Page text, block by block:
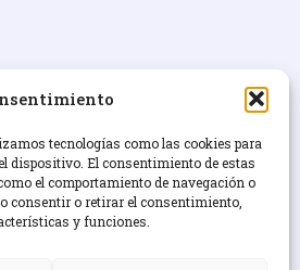
tecnologías como las cookies para
dispositivo. El consentimiento de estas
el comportamiento de navegación o
consentir o retirar el consentimiento,
y funciones.